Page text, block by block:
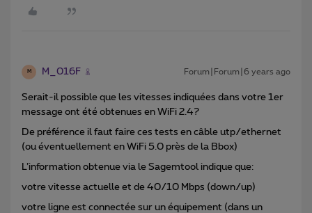
M M_016F Forum|Forum|6 years ago
Serait-il possible que les vitesses indiquées dans votre 1er
message ont été obtenues en WiFi 2.4?
De préférence il faut faire ces tests en câble utp/ethernet
(ou éventuellement en WiFi 5.0 près de la Bbox)
L’information obtenue via le Sagemtool indique que:
votre vitesse actuelle et de 40/10 Mbps (down/up)
votre ligne est connectée sur un équipement (dans un